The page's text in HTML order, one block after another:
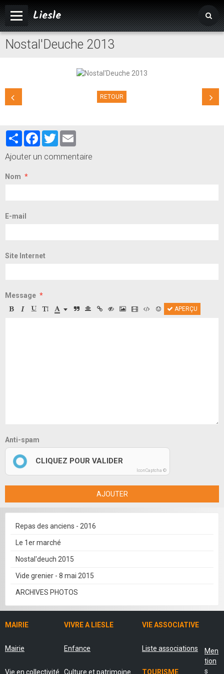
Liesle
Accueil
Vie associative
Nostal'Deuche 2013
RETOUR
PartagerFacebook
Twitter
Ajouter un commentaire
Nom
E-mail
Site Internet
Message
APERÇU
Anti-spam
CLIQUEZ POUR VALIDER
IconCaptcha ©
AJOUTER
Repas des anciens - 2016
Le 1er marché
Nostal'deuch 2015
Vide grenier - 8 mai 2015
ARCHIVES PHOTOS
MAIRIE VIVRE A LIESLE VIE ASSOCIATIVE
Mairie Enfance Liste associations
Vie en collectivité Culture et patrimoine TOURISME
Men
tion
s